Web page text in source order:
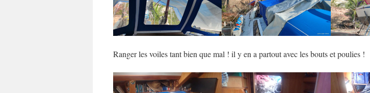
Ranger les voiles tant bien que mal ! il y en a partout avec les bouts et poulies !